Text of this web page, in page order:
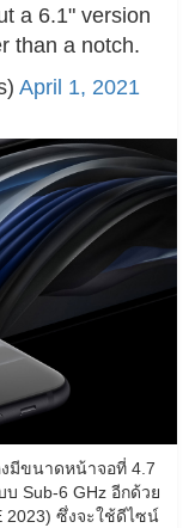
a 6.1" version
than a notch.
April 1, 2021
งมีขนาดหน้าจอที่ 4.7
Sub-6 GHz อีกด้วย
2023) ซึ่งจะใช้ดีไซน์